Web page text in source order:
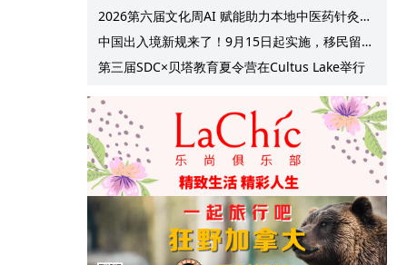
质量预警 最高可达35°C！
2026第六届文化周AI 赋能助力本地中医药针灸服
务提质升级
中国出入境新规来了！9月15日起实施，移民留学
中介迎来最强监管！
第三届SDC×贝塔教育夏令营在Cultus Lake举行